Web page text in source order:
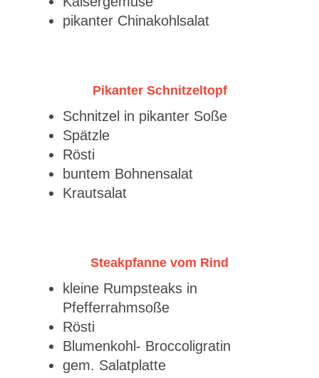
pikanter Chinakohlsalat
Pikanter Schnitzeltopf
Schnitzel in pikanter Soße
Spätzle
Rösti
buntem Bohnensalat
Krautsalat
Steakpfanne vom Rind
kleine Rumpsteaks in
Pfefferrahmsoße
Rösti
Blumenkohl- Broccoligratin
gem. Salatplatte